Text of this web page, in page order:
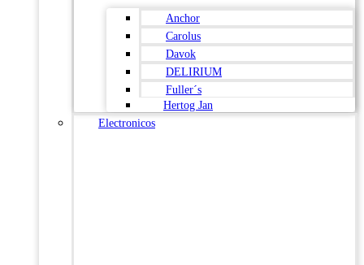
Anchor
Carolus
Davok
DELIRIUM
Fuller´s
Hertog Jan
Electronicos